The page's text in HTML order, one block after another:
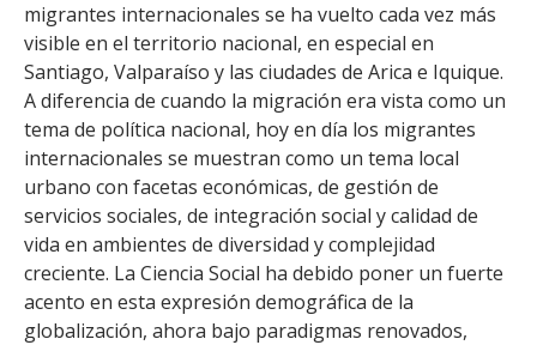
migrantes internacionales se ha vuelto cada vez más
visible en el territorio nacional, en especial en
Santiago, Valparaíso y las ciudades de Arica e Iquique.
A diferencia de cuando la migración era vista como un
tema de política nacional, hoy en día los migrantes
internacionales se muestran como un tema local
urbano con facetas económicas, de gestión de
servicios sociales, de integración social y calidad de
vida en ambientes de diversidad y complejidad
creciente. La Ciencia Social ha debido poner un fuerte
acento en esta expresión demográfica de la
globalización, ahora bajo paradigmas renovados,